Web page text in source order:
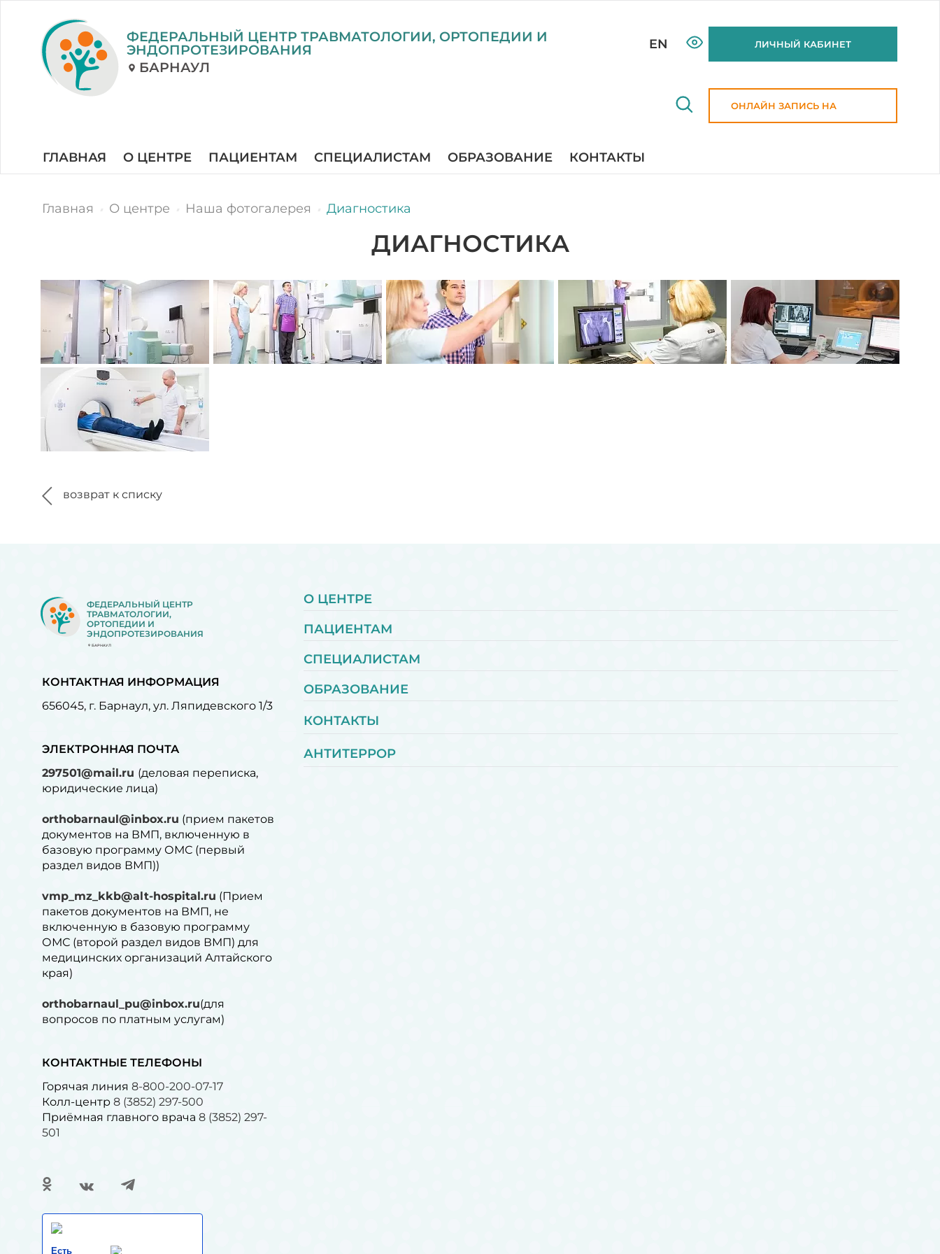
ФЕДЕРАЛЬНЫЙ ЦЕНТР ТРАВМАТОЛОГИИ, ОРТОПЕДИИ И
ЭНДОПРОТЕЗИРОВАНИЯ
БАРНАУЛ
EN ЛИЧНЫЙ КАБИНЕТ
ОНЛАЙН ЗАПИСЬ НА
ГЛАВНАЯ О ЦЕНТРЕ ПАЦИЕНТАМ СПЕЦИАЛИСТАМ ОБРАЗОВАНИЕ КОНТАКТЫ
Главная О центре Наша фотогалерея Диагностика
ДИАГНОСТИКА
возврат к списку
ФЕДЕРАЛЬНЫЙ ЦЕНТР
ТРАВМАТОЛОГИИ,
ОРТОПЕДИИ И
ЭНДОПРОТЕЗИРОВАНИЯ
БАРНАУЛ
КОНТАКТНАЯ ИНФОРМАЦИЯ
656045, г. Барнаул, ул. Ляпидевского 1/3
ЭЛЕКТРОННАЯ ПОЧТА
297501@mail.ru (деловая переписка,
юридические лица)
orthobarnaul@inbox.ru (прием пакетов
документов на ВМП, включенную в
базовую программу ОМС (первый
раздел видов ВМП))
vmp_mz_kkb@alt-hospital.ru (Прием
пакетов документов на ВМП, не
включенную в базовую программу
ОМС (второй раздел видов ВМП) для
медицинских организаций Алтайского
края)
orthobarnaul_pu@inbox.ru(для
вопросов по платным услугам)⁠
КОНТАКТНЫЕ ТЕЛЕФОНЫ
Горячая линия 8-800-200-07-17
Колл-центр 8 (3852) 297-500
Приёмная главного врача 8 (3852) 297-
501
Есть
О ЦЕНТРЕ
ПАЦИЕНТАМ
СПЕЦИАЛИСТАМ
ОБРАЗОВАНИЕ
КОНТАКТЫ
АНТИТЕРРОР